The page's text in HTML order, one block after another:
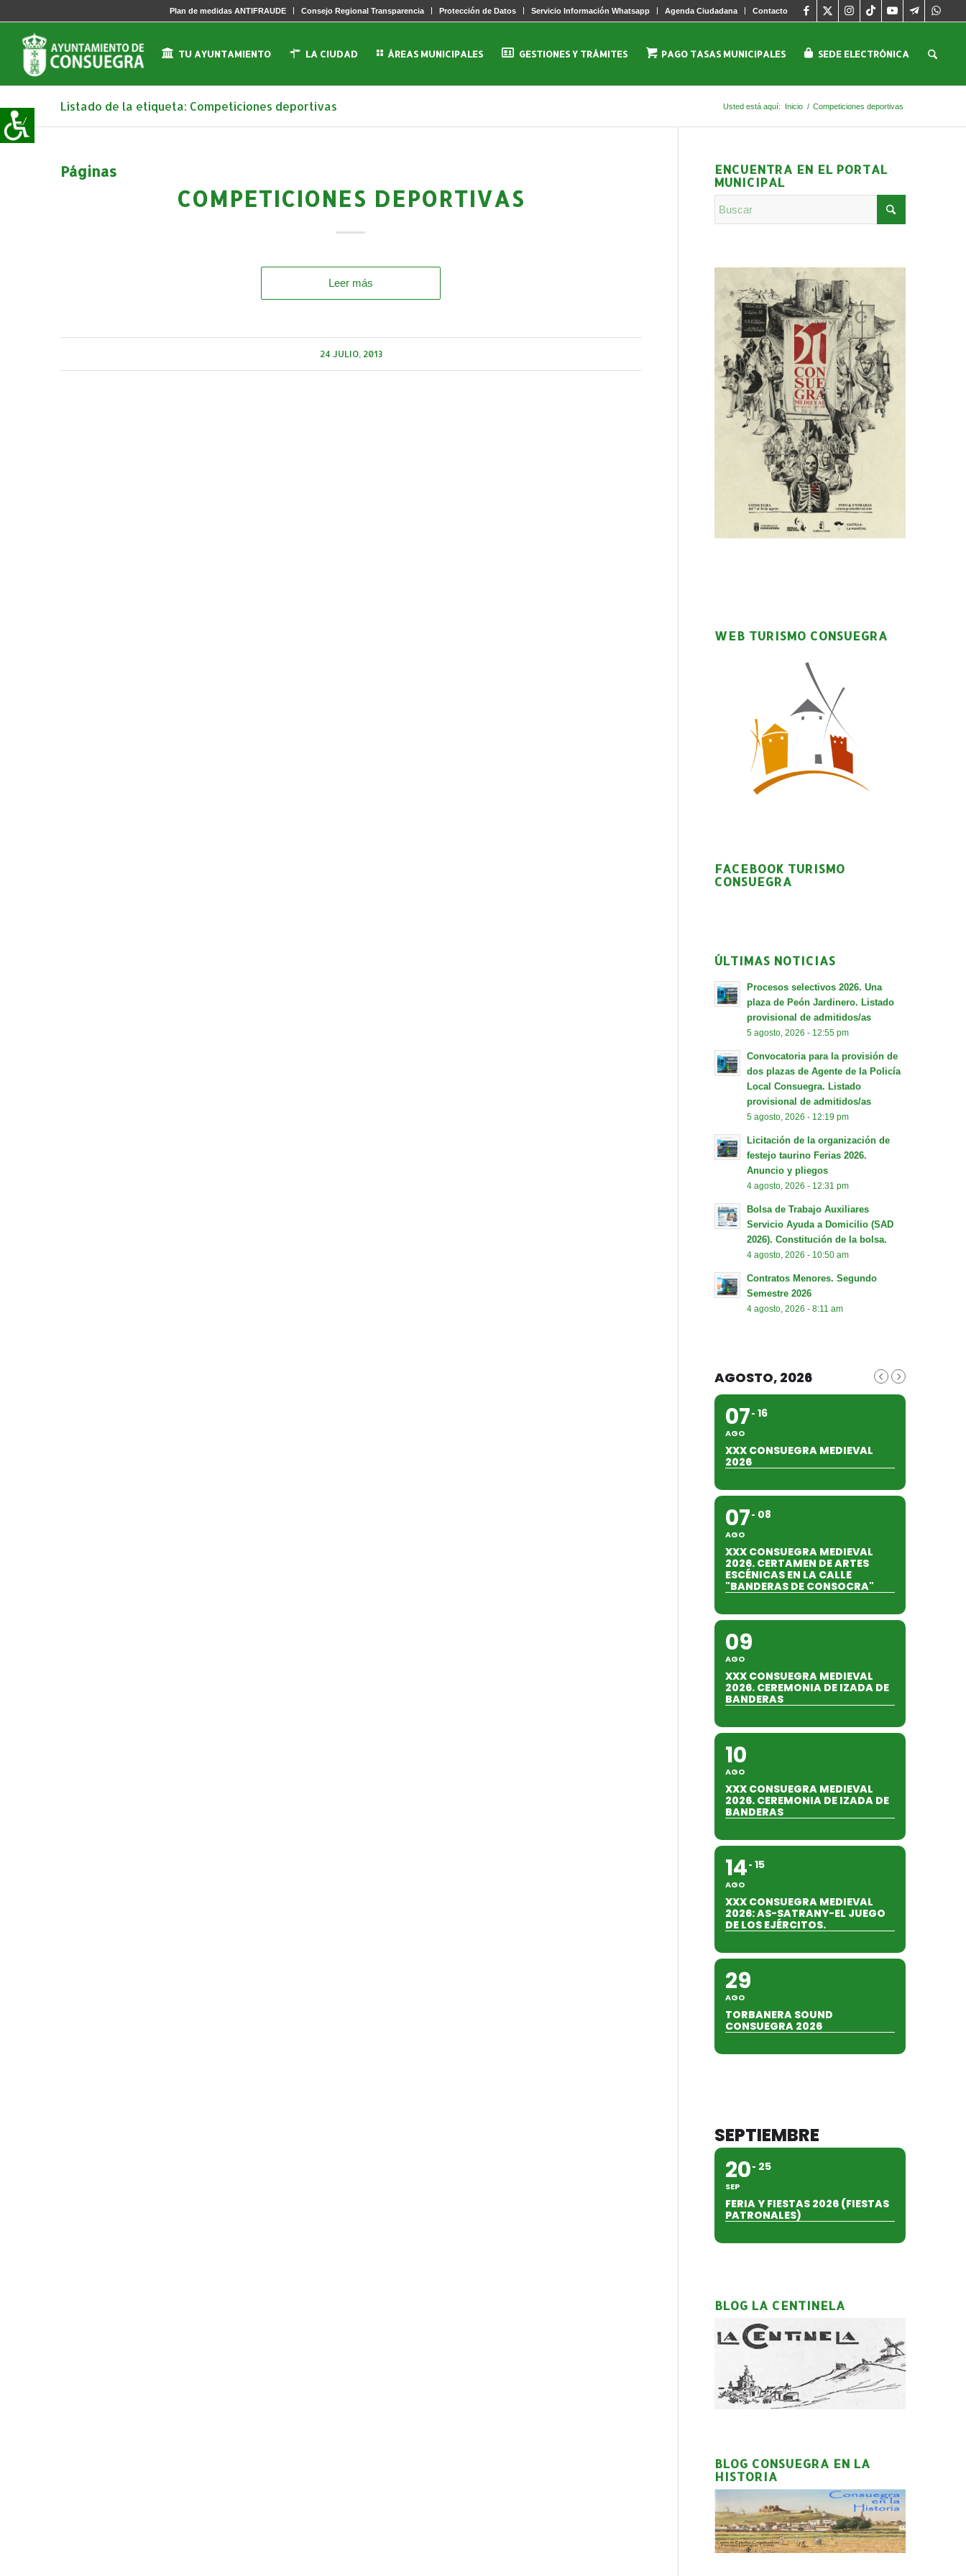
Plan de medidas ANTIFRAUDE Consejo Regional Transparencia Protección de Datos Servicio Información Whatsapp Agenda Ciudadana Contacto
TU AYUNTAMIENTO LA CIUDAD ÁREAS MUNICIPALES GESTIONES Y TRÁMITES PAGO TASAS MUNICIPALES SEDE ELECTRÓNICA
Listado de la etiqueta: Competiciones deportivas Usted está aquí: Inicio / Competiciones deportivas
Páginas
COMPETICIONES DEPORTIVAS
Leer más
24 JULIO, 2013
ENCUENTRA EN EL PORTAL
MUNICIPAL
WEB TURISMO CONSUEGRA
FACEBOOK TURISMO
CONSUEGRA
ÚLTIMAS NOTICIAS
Procesos selectivos 2026. Una
plaza de Peón Jardinero. Listado
provisional de admitidos/as
5 agosto, 2026 - 12:55 pm
Convocatoria para la provisión de
dos plazas de Agente de la Policía
Local Consuegra. Listado
provisional de admitidos/as
5 agosto, 2026 - 12:19 pm
Licitación de la organización de
festejo taurino Ferias 2026.
Anuncio y pliegos
4 agosto, 2026 - 12:31 pm
Bolsa de Trabajo Auxiliares
Servicio Ayuda a Domicilio (SAD
2026). Constitución de la bolsa.
4 agosto, 2026 - 10:50 am
Contratos Menores. Segundo
Semestre 2026
4 agosto, 2026 - 8:11 am
AGOSTO, 2026
07
AGO
16
XXX CONSUEGRA MEDIEVAL
2026
07
AGO
08
XXX CONSUEGRA MEDIEVAL
2026. CERTAMEN DE ARTES
ESCÉNICAS EN LA CALLE
"BANDERAS DE CONSOCRA"
09
AGO
XXX CONSUEGRA MEDIEVAL
2026. CEREMONIA DE IZADA DE
BANDERAS
10
AGO
XXX CONSUEGRA MEDIEVAL
2026. CEREMONIA DE IZADA DE
BANDERAS
14
AGO
15
XXX CONSUEGRA MEDIEVAL
2026: AS-SATRANY-EL JUEGO
DE LOS EJÉRCITOS.
29
AGO
TORBANERA SOUND
CONSUEGRA 2026
SEPTIEMBRE
20
SEP
25
FERIA Y FIESTAS 2026 (FIESTAS
PATRONALES)
BLOG LA CENTINELA
BLOG CONSUEGRA EN LA
HISTORIA